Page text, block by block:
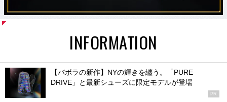
INFORMATION
【バボラの新作】NYの輝きを纏う。「PURE
DRIVE」と最新シューズに限定モデルが登場
PR